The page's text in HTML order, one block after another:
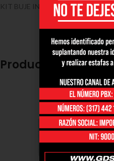
KIT BUJE INFERIOR NEON 1990/
Productos